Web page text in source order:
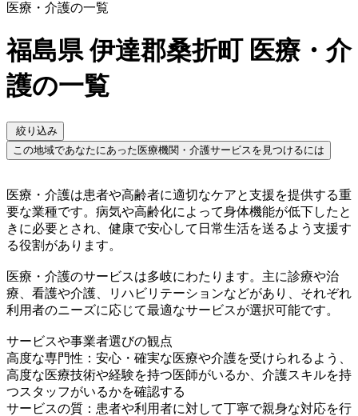
医療・介護の一覧
福島県 伊達郡桑折町 医療・介
護の一覧
絞り込み
この地域であなたにあった医療機関・介護サービスを見つけるには
医療・介護は患者や高齢者に適切なケアと支援を提供する重
要な業種です。病気や高齢化によって身体機能が低下したと
きに必要とされ、健康で安心して日常生活を送るよう支援す
る役割があります。
医療・介護のサービスは多岐にわたります。主に診療や治
療、看護や介護、リハビリテーションなどがあり、それぞれ
利用者のニーズに応じて最適なサービスが選択可能です。
サービスや事業者選びの観点
高度な専門性：安心・確実な医療や介護を受けられるよう、
高度な医療技術や経験を持つ医師がいるか、介護スキルを持
つスタッフがいるかを確認する
サービスの質：患者や利用者に対して丁寧で親身な対応を行